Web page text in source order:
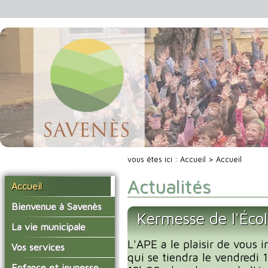
Accueil
Bienvenue à Savenès
Situer Savenès
Savenès en chiffre
L'histoire du village
La vie municipale
Vos élus
Les compte-rendus du
Vos services
La mairie
vous êtes ici : Accueil > Accueil
Actualités
Kermesse de
L'APE a le plaisir de vous
qui se tiendra le vendredi